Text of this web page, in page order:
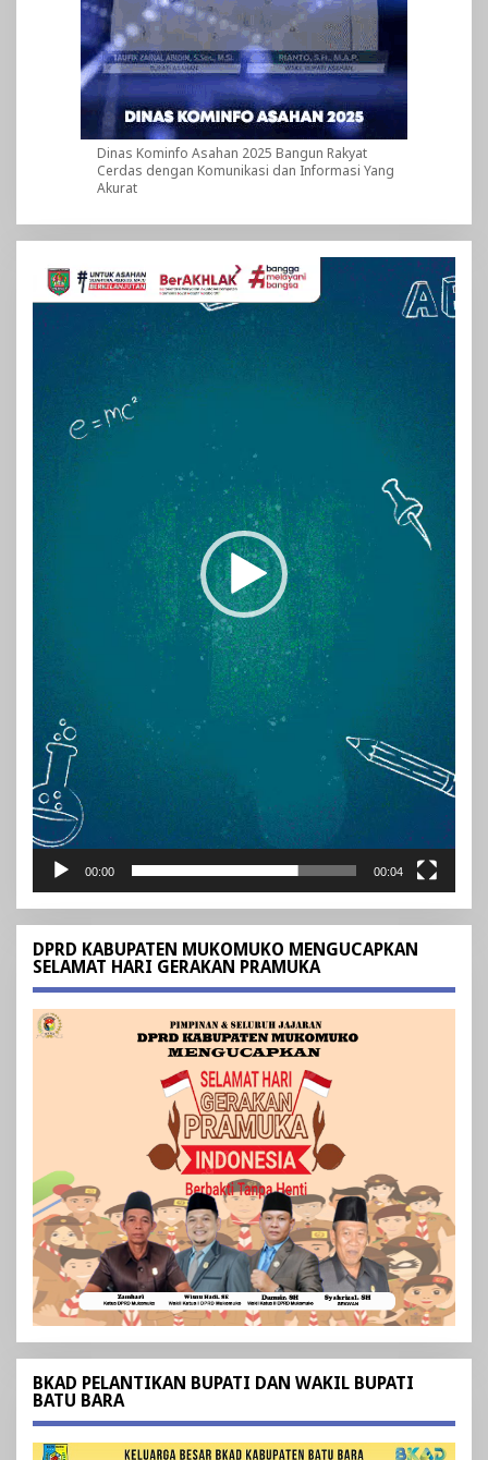
Dinas Kominfo Asahan 2025 Bangun Rakyat
Cerdas dengan Komunikasi dan Informasi Yang
Akurat
Pemutar
Video
00:00 00:04
DPRD KABUPATEN MUKOMUKO MENGUCAPKAN
SELAMAT HARI GERAKAN PRAMUKA
BKAD PELANTIKAN BUPATI DAN WAKIL BUPATI
BATU BARA